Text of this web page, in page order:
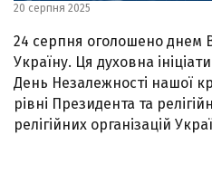
20 серпня 2025
24 серпня оголошено днем
Україну. Ця духовна
День Незалежності нашої
рівні Президента та
релігійних організацій